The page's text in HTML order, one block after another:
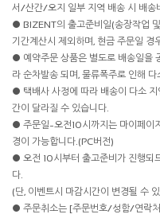
서/산간/오지 일부 지역 배송 시 배송
● BIZENT의 출고준비일(송장작업
기간계산시 제외하며, 현금 주문일 경
● 예약주문 상품은 별도로 배송일을
라 순차발송 되며, 물류폭주로 인해
● 택배사 사정에 따라 배송이 다소 지
간이 달라질 수 있습니다.
● 주문일~오전10시까지는 마이페이
경이 가능합니다.(PC버전)
● 오전 10시부터 출고준비가 진행되
다.
(단, 이벤트시 마감시간이 변경될 수
● 주문취소는 [주문번호/성함/연락처